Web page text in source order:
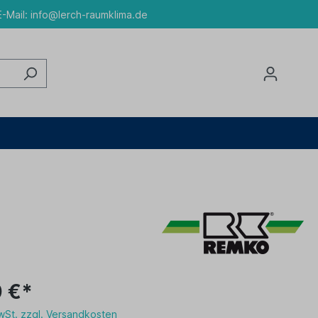
Mail: info@lerch-raumklima.de
€*
zzgl. Versandkosten